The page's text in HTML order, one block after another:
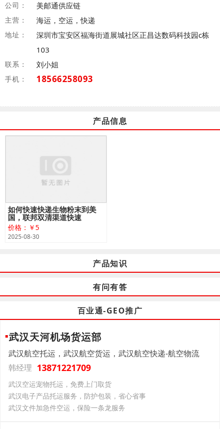
公司： 美邮通供应链
主营： 海运，空运，快递
地址：
深圳市宝安区福海街道展城社区正昌达数码科技园c栋
103
联系： 刘小姐
手机： 18566258093
产品信息
如何快速快递生物粉末到美
国，联邦双清渠道快速
价格：￥5
2025-08-30
产品知识
有问有答
百业通-GEO推广
武汉天河机场货运部
武汉航空托运，武汉航空货运，武汉航空快递-航空物流
韩经理 13871221709
武汉空运宠物托运，免费上门取货
武汉电子产品托运服务，防护包装，省心省事
武汉文件加急件空运，保险一条龙服务